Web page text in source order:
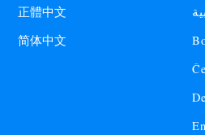
正體中文
简体中文